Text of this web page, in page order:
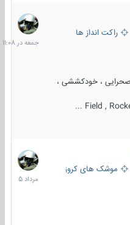
راکت انداز ها
صحرایی ، خودکششی ،
Field ,
11:08
موشک های کروز